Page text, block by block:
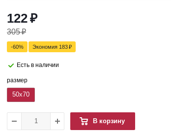
122₽
305₽
-60% Экономия 183₽
Есть в наличии
размер
50x70
В корзину